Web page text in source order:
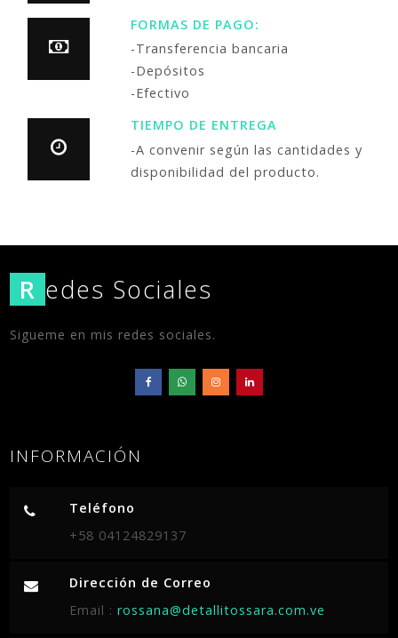
FORMAS DE PAGO:
-Transferencia bancaria
-Depósitos
-Efectivo
TIEMPO DE ENTREGA
-A convenir según las cantidades y
disponibilidad del producto.
R edes Sociales
Sigueme en mis redes sociales.
INFORMACIÓN
Teléfono
+58 04124829137
Dirección de Correo
Email : rossana@detallitossara.com.ve